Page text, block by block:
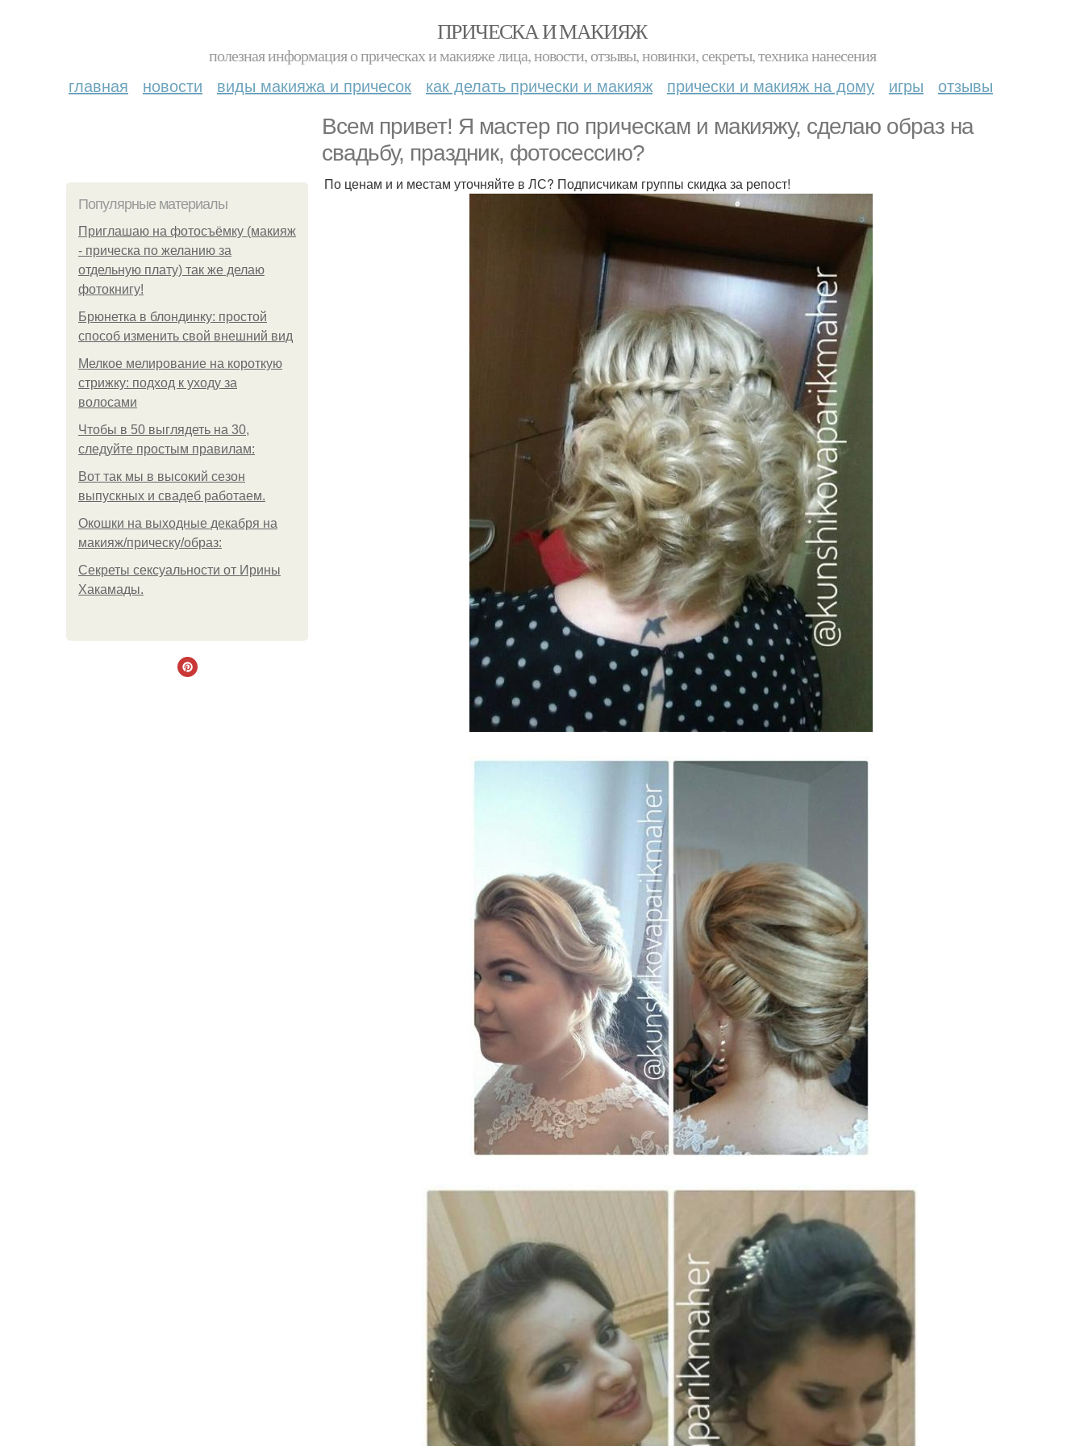
ПРИЧЕСКА И МАКИЯЖ
полезная информация о прическах и макияже лица, новости, отзывы, новинки, секреты, техника нанесения
главная новости виды макияжа и причесок как делать прически и макияж прически и макияж на дому игры отзывы
Всем привет! Я мастер по прическам и макияжу, сделаю образ на
свадьбу, праздник, фотосессию?
Популярные материалы
Приглашаю на фотосъёмку (макияж
- прическа по желанию за
отдельную плату) так же делаю
фотокнигу!
Брюнетка в блондинку: простой
способ изменить свой внешний вид
Мелкое мелирование на короткую
стрижку: подход к уходу за
волосами
Чтобы в 50 выглядеть на 30,
следуйте простым правилам:
Вот так мы в высокий сезон
выпускных и свадеб работаем.
Окошки на выходные декабря на
макияж/прическу/образ:
Секреты сексуальности от Ирины
Хакамады.
По ценам и и местам уточняйте в ЛС? Подписчикам группы скидка за репост!